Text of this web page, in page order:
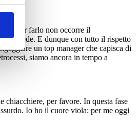
Per farlo non occorre il
retrocede. E dunque con tutto il rispetto
un top manager che capisca di
siamo ancora in tempo a
chiacchiere, per favore. In questa fase
Io ho il cuore viola: per me oggi